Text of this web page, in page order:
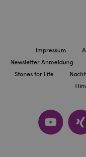
Impressum
Newsletter Anmeldung
Stones for Life